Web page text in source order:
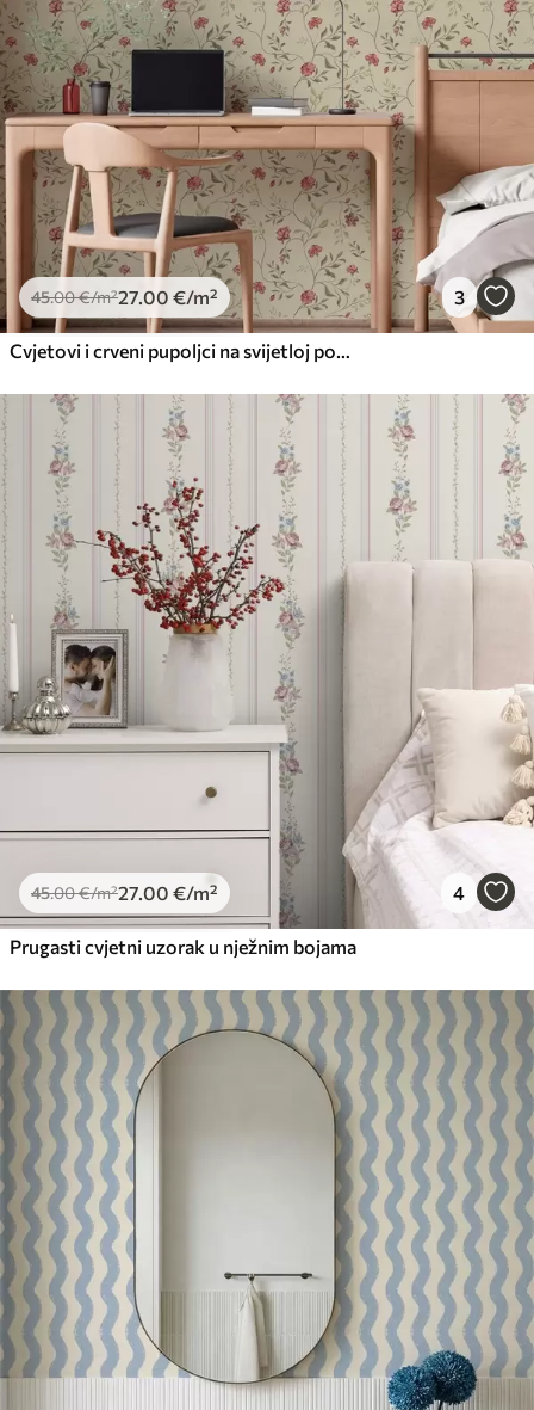
Standard
45.0027.00
Premium
56.6734 .00 €/m²
Premium vinil
66.6740.00€/m²
45.00€/m²27.00 €/m² 3
Cvjetovi i crveni pupoljci na svijetloj pozadini
45.00€/m²27.00 €/m² 4
Prugasti cvjetni uzorak u nježnim bojama